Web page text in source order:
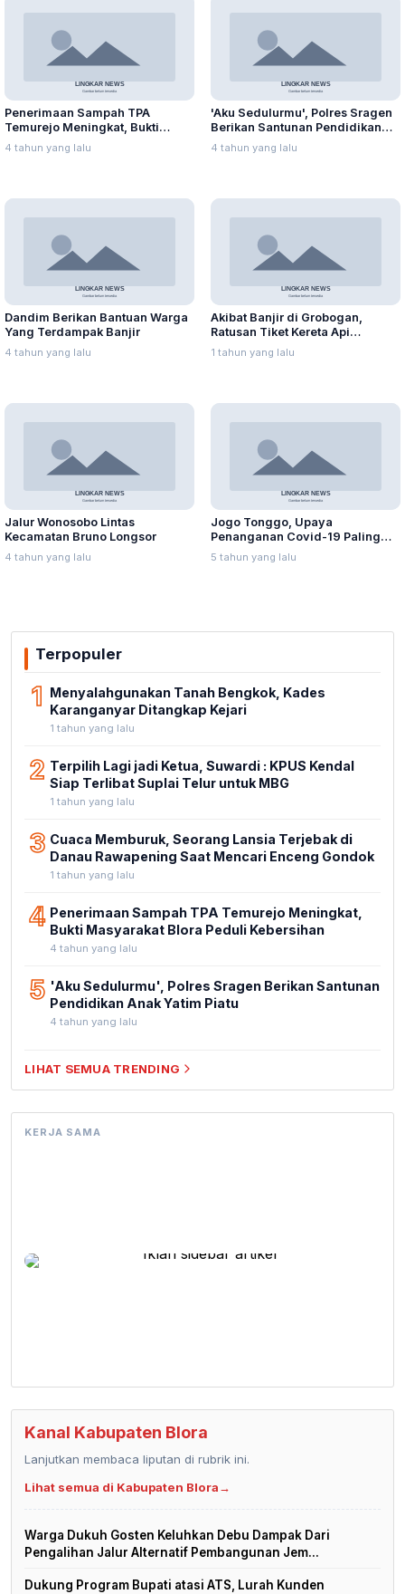
Penerimaan Sampah TPA
Temurejo Meningkat, Bukti
Masyarakat Blora Peduli
Kebersihan
4 tahun yang lalu
'Aku Sedulurmu', Polres Sragen
Berikan Santunan Pendidikan
Anak Yatim Piatu
4 tahun yang lalu
Dandim Berikan Bantuan Warga
Yang Terdampak Banjir
4 tahun yang lalu
Akibat Banjir di Grobogan,
Ratusan Tiket Kereta Api
Dibatalkan Calon Penumpang
1 tahun yang lalu
Jalur Wonosobo Lintas
Kecamatan Bruno Longsor
4 tahun yang lalu
Jogo Tonggo, Upaya
Penanganan Covid-19 Paling
Bermasyarakat
5 tahun yang lalu
Terpopuler
1
Menyalahgunakan Tanah Bengkok, Kades
Karanganyar Ditangkap Kejari
1 tahun yang lalu
2 Terpilih Lagi jadi Ketua, Suwardi : KPUS Kendal
Siap Terlibat Suplai Telur untuk MBG
1 tahun yang lalu
3 Cuaca Memburuk, Seorang Lansia Terjebak di
Danau Rawapening Saat Mencari Enceng Gondok
1 tahun yang lalu
4 Penerimaan Sampah TPA Temurejo Meningkat,
Bukti Masyarakat Blora Peduli Kebersihan
4 tahun yang lalu
5 'Aku Sedulurmu', Polres Sragen Berikan Santunan
Pendidikan Anak Yatim Piatu
4 tahun yang lalu
LIHAT SEMUA TRENDING
KERJA SAMA
Kanal Kabupaten Blora
Lanjutkan membaca liputan di rubrik ini.
Lihat semua di Kabupaten Blora→
Warga Dukuh Gosten Keluhkan Debu Dampak Dari
Pengalihan Jalur Alternatif Pembangunan Jem...
Dukung Program Bupati atasi ATS, Lurah Kunden